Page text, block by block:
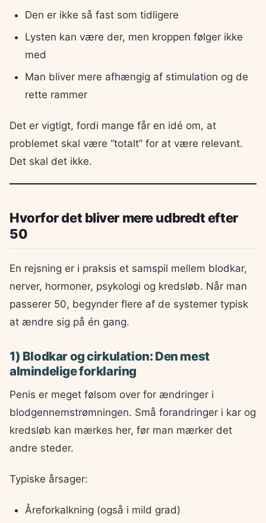
Den er ikke så fast som tidligere
Lysten kan være der, men kroppen følger ikke
med
Man bliver mere afhængig af stimulation og de
rette rammer
Det er vigtigt, fordi mange får en idé om, at
problemet skal være “totalt” for at være relevant.
Det skal det ikke.
Hvorfor det bliver mere udbredt efter
50
En rejsning er i praksis et samspil mellem blodkar,
nerver, hormoner, psykologi og kredsløb. Når man
passerer 50, begynder flere af de systemer typisk
at ændre sig på én gang.
1) Blodkar og cirkulation: Den mest
almindelige forklaring
Penis er meget følsom over for ændringer i
blodgennemstrømningen. Små forandringer i kar og
kredsløb kan mærkes her, før man mærker det
andre steder.
Typiske årsager:
Åreforkalkning (også i mild grad)